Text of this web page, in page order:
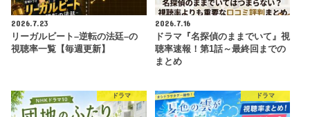
2026.7.23
リーガルビート–逆転の法廷–の
視聴率一覧【毎週更新】
2026.7.16
ドラマ『名探偵のままでいて』視
聴率速報！第1話～最終回までの
まとめ
ドラマ ドラマ